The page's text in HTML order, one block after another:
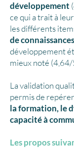
développement
ce qui a trait à
les différents
de connaissances
développement
mieux noté
La validation
permis de
la formation, le
capacité à
Les propos